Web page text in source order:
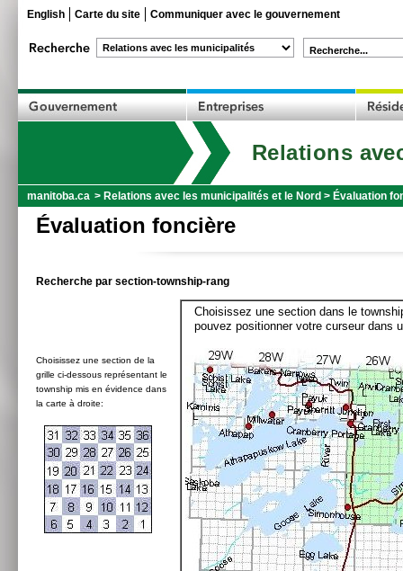
English Carte du site Communiquer avec le gouvernement
Recherche...
Relations
manitoba.ca > Relations avec les municipalités et le Nord > Évaluation
Évaluation foncière
Recherche par section-township-rang
Choisissez une section de la
grille ci-dessous représentant le
township mis en évidence dans
la carte à droite:
Choisissez une section dans le
pouvez positionner votre curseur dans